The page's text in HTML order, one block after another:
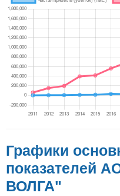
Графики
показателей
ВОЛГА"